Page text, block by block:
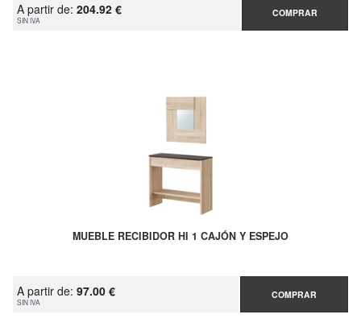
A partir de: 204.92 €
SIN IVA
COMPRAR
MUEBLE RECIBIDOR HI 1 CAJÓN Y ESPEJO
A partir de: 97.00 €
SIN IVA
COMPRAR